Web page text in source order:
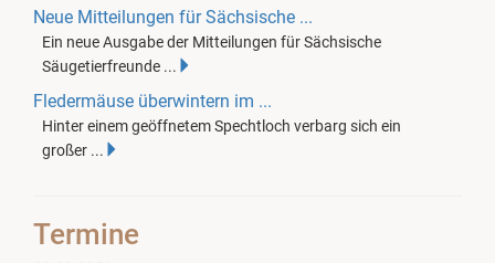
Neue Mitteilungen für Sächsische ...
Ein neue Ausgabe der Mitteilungen für Sächsische
Säugetierfreunde ...
Fledermäuse überwintern im ...
Hinter einem geöffnetem Spechtloch verbarg sich ein
großer ...
Termine